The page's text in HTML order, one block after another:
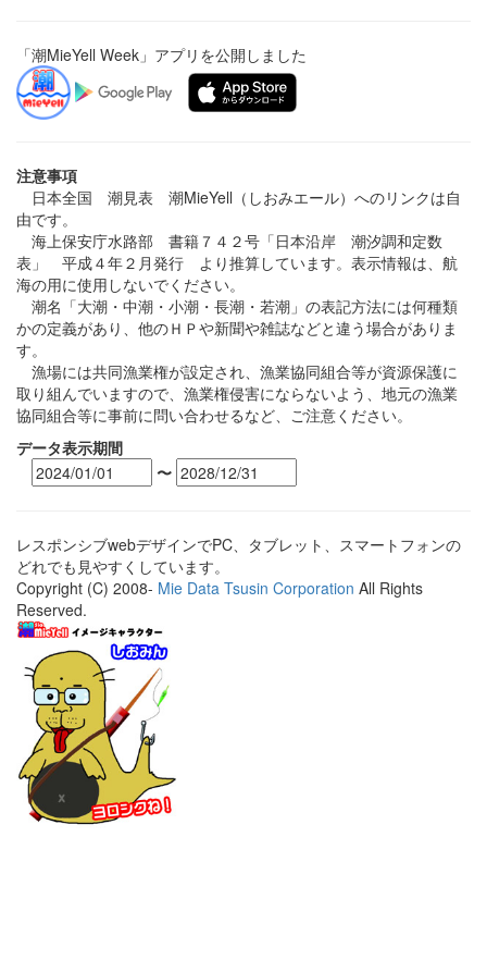
「潮MieYell Week」アプリを公開しました
注意事項
日本全国 潮見表 潮MieYell（しおみエール）へのリンクは自
由です。
海上保安庁水路部 書籍７４２号「日本沿岸 潮汐調和定数
表」 平成４年２月発行 より推算しています。表示情報は、航
海の用に使用しないでください。
潮名「大潮・中潮・小潮・長潮・若潮」の表記方法には何種類
かの定義があり、他のＨＰや新聞や雑誌などと違う場合がありま
す。
漁場には共同漁業権が設定され、漁業協同組合等が資源保護に
取り組んでいますので、漁業権侵害にならないよう、地元の漁業
協同組合等に事前に問い合わせるなど、ご注意ください。
データ表示期間
〜
レスポンシブwebデザインでPC、タブレット、スマートフォンの
どれでも見やすくしています。
Copyright (C) 2008- Mie Data Tsusin Corporation All Rights
Reserved.